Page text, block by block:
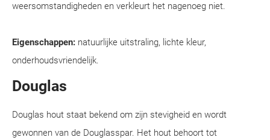
weersomstandigheden en verkleurt het nagenoeg niet.
Eigenschappen: natuurlijke uitstraling, lichte kleur,
onderhoudsvriendelijk.
Douglas
Douglas hout staat bekend om zijn stevigheid en wordt
gewonnen van de Douglasspar. Het hout behoort tot